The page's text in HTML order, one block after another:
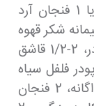
گرم کنید.در یک کاسه بزرگ، 120 گرم یا 1 فنجان آرد
و 2 فنجان آرد ذرت ، 1/4 پیمانه شکر قهوه
ای ، 2-1/2 قاشق چایخوری بکینگ پودر، 2-1/2 قاشق
پودر فلفل سیاه
را با هم مخلوط کنید. در یک کاسه جداگانه، 2 فنجان